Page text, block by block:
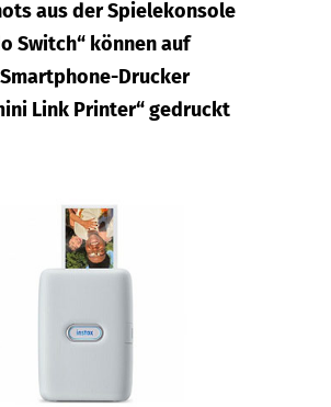
aus der Spielekonsole
Switch“ können auf
Drucker
Link Printer“ gedruckt